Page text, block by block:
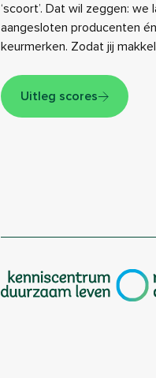
‘scoort’. Dat wil zeggen:
aangesloten producenten
keurmerken. Zodat jij
Uitleg scores
|